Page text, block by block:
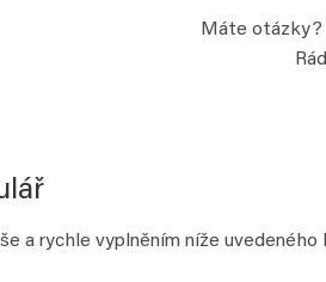
Máte otázky?
a rychle vyplněním níže